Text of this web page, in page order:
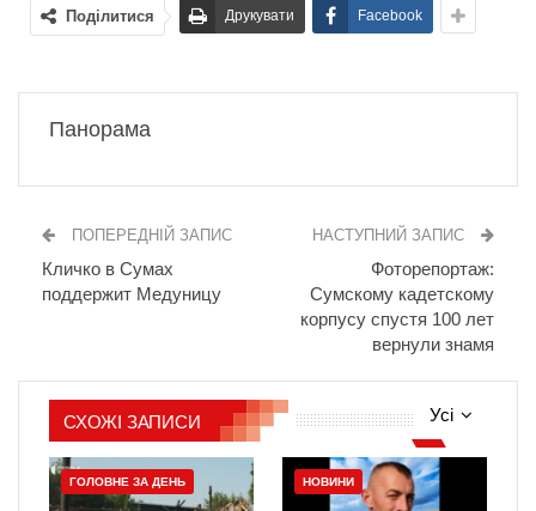
Поділитися Друкувати Facebook
Панорама
ПОПЕРЕДНІЙ ЗАПИС
Кличко в Сумах
поддержит Медуницу
НАСТУПНИЙ ЗАПИС
Фоторепортаж:
Сумскому кадетскому
корпусу спустя 100 лет
вернули знамя
Усі
СХОЖІ ЗАПИСИ
ГОЛОВНЕ ЗА ДЕНЬ НОВИНИ